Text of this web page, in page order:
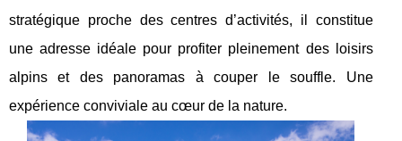
stratégique proche des centres d’activités, il constitue
une adresse idéale pour profiter pleinement des loisirs
alpins et des panoramas à couper le souffle. Une
expérience conviviale au cœur de la nature.